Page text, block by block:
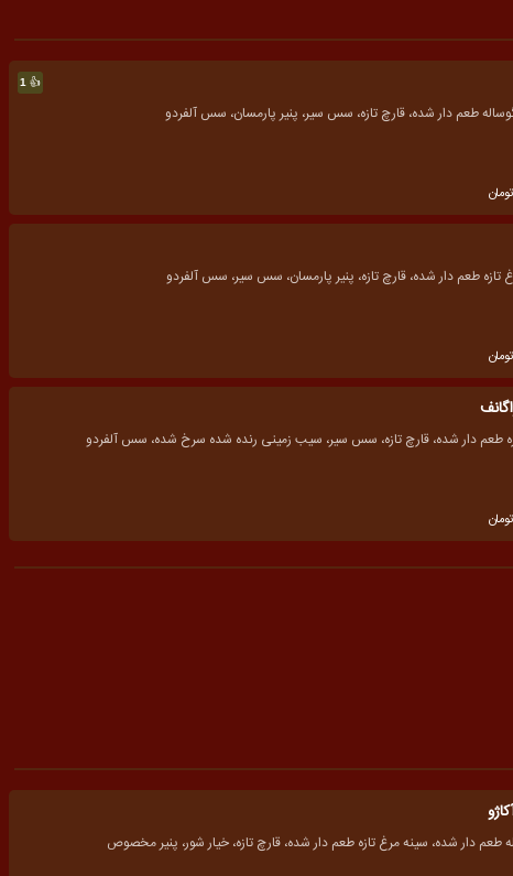
👍
1
طعم دار شده، قارچ تازه، سس سیر، پنیر پارمسان، سس آلفردو
تومان
تازه طعم دار شده، قارچ تازه، پنیر پارمسان، سس سیر، سس آلفردو
تومان
طعم دار شده، قارچ تازه، سس سیر، سیب زمینی رنده شده سرخ شده، سس آلفردو
تومان
دار شده، سینه مرغ تازه طعم دار شده، قارچ تازه، خیار شور، پنیر مخصوص